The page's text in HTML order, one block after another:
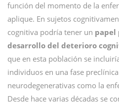
función del momento de la
aplique. En sujetos
cognitiva podría tener un papel
desarrollo del deterioro
que en esta población se
individuos en una fase
neurodegenerativas como la
Desde hace varias décadas se